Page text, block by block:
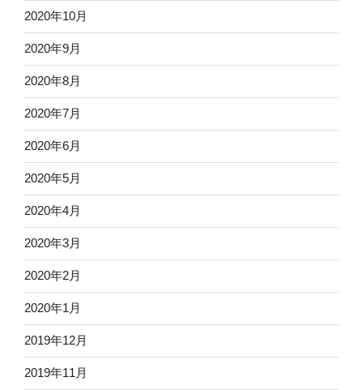
2020年10月
2020年9月
2020年8月
2020年7月
2020年6月
2020年5月
2020年4月
2020年3月
2020年2月
2020年1月
2019年12月
2019年11月